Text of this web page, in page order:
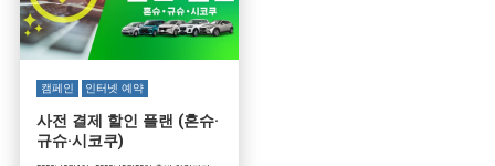
캠페인 인터넷 예약
사전 결제 할인 플랜 (혼슈·
규슈·시코쿠)